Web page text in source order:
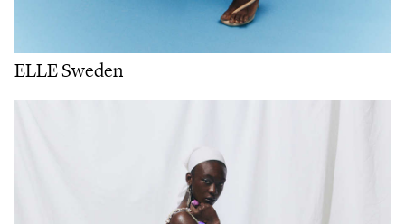
ELLE Sweden